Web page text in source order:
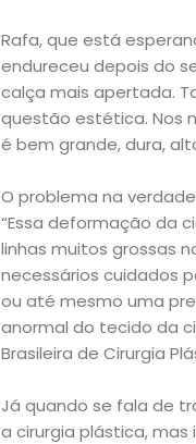
Rafa, que está
endureceu depois do
calça mais apertada.
questão estética. Nos
é bem grande, dura,
O problema na
“Essa deformação da
linhas muitos grossas
necessários cuidados
ou até mesmo uma
anormal do tecido da
Brasileira de Cirurgia
Já quando se fala de
a cirurgia plástica,